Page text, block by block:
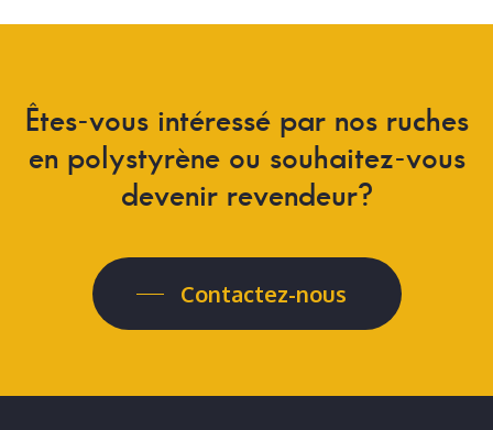
Êtes-vous intéressé par nos ruches
en polystyrène ou souhaitez-vous
devenir revendeur?
Contactez-nous